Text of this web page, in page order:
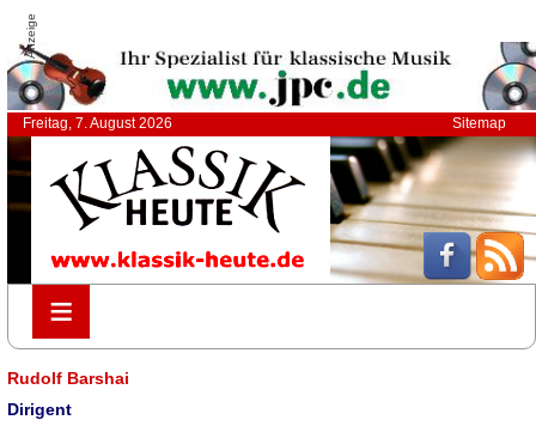
Anzeige
Freitag, 7. August 2026 Sitemap
≡
≡
Rudolf Barshai
Dirigent